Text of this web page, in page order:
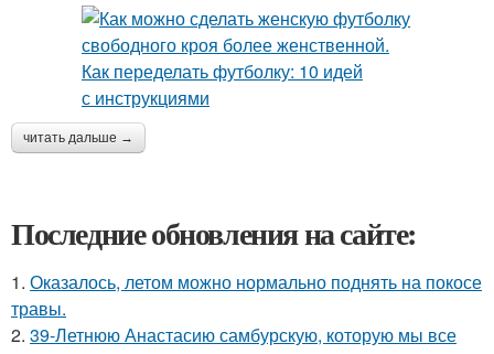
читать дальше →
Последние обновления на сайте:
1. Оказалось, летом можно нормально поднять на покосе
травы.
2. 39-Летнюю Анастасию самбурскую, которую мы все